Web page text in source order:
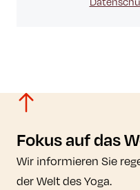
Fokus auf das
Wir informieren Sie
der Welt des Yoga.